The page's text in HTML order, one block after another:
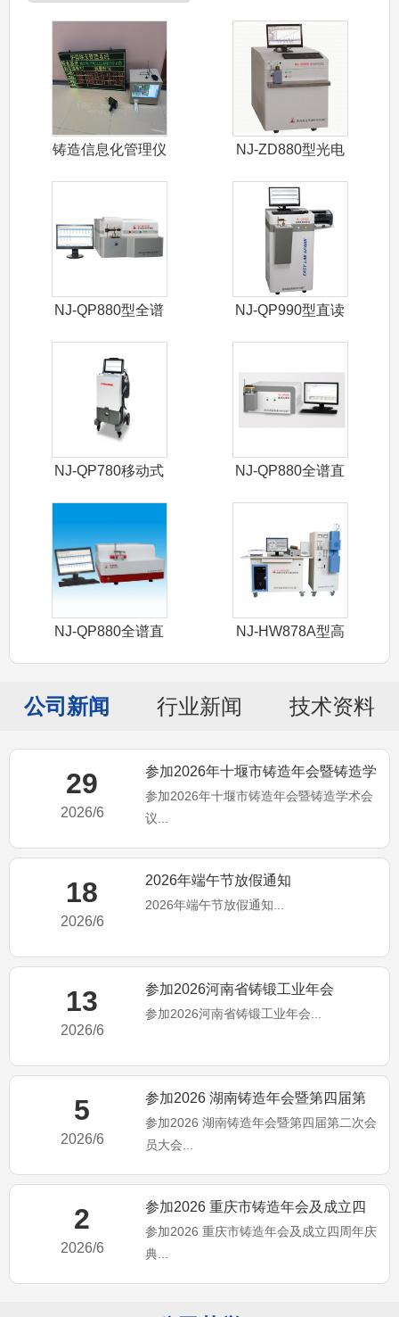
铸造信息化管理仪
NJ-ZD880型光电
NJ-QP880型全谱
NJ-QP990型直读
NJ-QP780移动式
NJ-QP880全谱直
NJ-QP880全谱直
NJ-HW878A型高
公司新闻 行业新闻 技术资料
29
2026/6
参加2026年十堰市铸造年会暨铸造学
术会议
参加2026年十堰市铸造年会暨铸造学术会
议...
18
2026/6
2026年端午节放假通知
2026年端午节放假通知...
13
2026/6
参加2026河南省铸锻工业年会
参加2026河南省铸锻工业年会...
5
2026/6
参加2026 湖南铸造年会暨第四届第
二次会员大会
参加2026 湖南铸造年会暨第四届第二次会
员大会...
2
2026/6
参加2026 重庆市铸造年会及成立四
周年庆典
参加2026 重庆市铸造年会及成立四周年庆
典...